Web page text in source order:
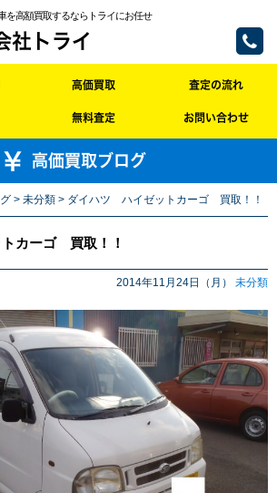
を高額買取するならトライにお任せ
社トライ
高価買取 査定の流れ
無料査定 お問い合わせ
高価買取ブログ
> 未分類 > ダイハツ ハイゼットカーゴ 買取！！
カーゴ 買取！！
2014年11月24日（月） 未分類